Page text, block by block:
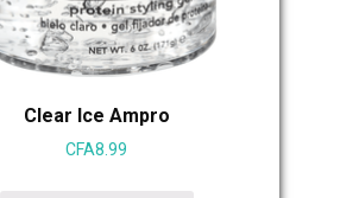
Clear Ice Ampro
CFA8.99